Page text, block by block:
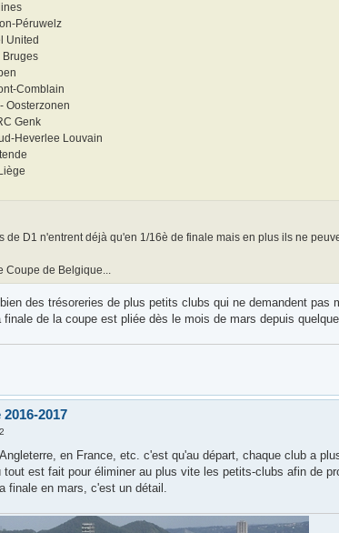
Péruwelz
United
Bruges
Comblain
Oosterzonen
Genk
Heverlee Louvain
de D1 n'entrent déjà qu'en 1/16è de finale mais en plus ils ne
de Belgique...
des trésoreries de plus petits clubs qui ne demandent pas
de la coupe est pliée dès le mois de mars depuis
2017
en France, etc. c'est qu'au départ, chaque club a
est fait pour éliminer au plus vite les petits-clubs afin de
finale en mars, c'est un détail.